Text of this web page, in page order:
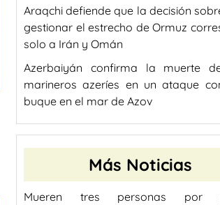
Araqchi defiende que la decisión
gestionar el estrecho de Ormuz
solo a Irán y Omán
Azerbaiyán confirma la muerte
marineros azeríes en un ataque
buque en el mar de Azov
Más Noticias
Mueren tres personas por